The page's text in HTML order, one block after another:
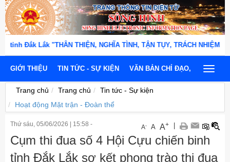
Lắk "THÂN THIỆN, NGHĨA TÌNH, TẬN TỤY, TRÁCH NHIỆM, KỶ
GIỚI THIỆU TIN TỨC - SỰ KIỆN VĂN BẢN CHỈ ĐẠO, ĐIỀU HÀNH
Toggle
Trang chủ Trang chủ
Tin tức - Sự kiện
Hoạt động Mặt trận - Đoàn thể
Thứ sáu, 05/06/2026 15:58 - A- A A+
Cụm thi đua số 4 Hội Cựu chiến binh
tỉnh Đắk Lắk sơ kết phong trào thi đua